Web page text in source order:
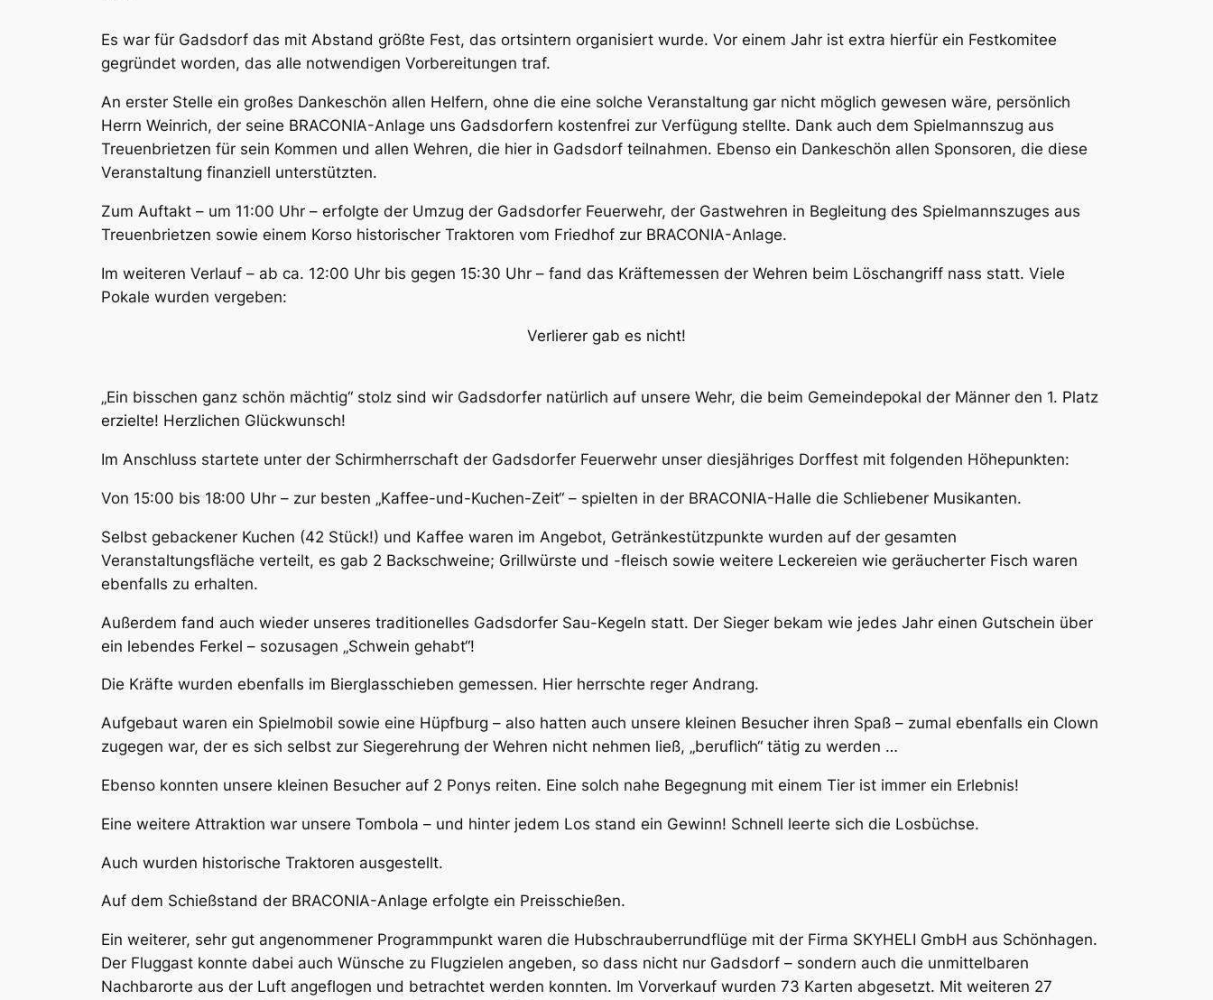
Es war für Gadsdorf das mit Abstand größte Fest, das ortsintern organisiert wurde. Vor einem Jahr ist extra hierfür ein Festkomitee
gegründet worden, das alle notwendigen Vorbereitungen traf.
An erster Stelle ein großes Dankeschön allen Helfern, ohne die eine solche Veranstaltung gar nicht möglich gewesen wäre, persönlich
Herrn Weinrich, der seine BRACONIA-Anlage uns Gadsdorfern kostenfrei zur Verfügung stellte. Dank auch dem Spielmannszug aus
Treuenbrietzen für sein Kommen und allen Wehren, die hier in Gadsdorf teilnahmen. Ebenso ein Dankeschön allen Sponsoren, die diese
Veranstaltung finanziell unterstützten.
Zum Auftakt – um 11:00 Uhr – erfolgte der Umzug der Gadsdorfer Feuerwehr, der Gastwehren in Begleitung des Spielmannszuges aus
Treuenbrietzen sowie einem Korso historischer Traktoren vom Friedhof zur BRACONIA-Anlage.
Im weiteren Verlauf – ab ca. 12:00 Uhr bis gegen 15:30 Uhr – fand das Kräftemessen der Wehren beim Löschangriff nass statt. Viele
Pokale wurden vergeben:
Verlierer gab es nicht!
„Ein bisschen ganz schön mächtig“ stolz sind wir Gadsdorfer natürlich auf unsere Wehr, die beim Gemeindepokal der Männer den 1. Platz
erzielte! Herzlichen Glückwunsch!
Im Anschluss startete unter der Schirmherrschaft der Gadsdorfer Feuerwehr unser diesjähriges Dorffest mit folgenden Höhepunkten:
Von 15:00 bis 18:00 Uhr – zur besten „Kaffee-und-Kuchen-Zeit“ – spielten in der BRACONIA-Halle die Schliebener Musikanten.
Selbst gebackener Kuchen (42 Stück!) und Kaffee waren im Angebot, Getränkestützpunkte wurden auf der gesamten
Veranstaltungsfläche verteilt, es gab 2 Backschweine; Grillwürste und -fleisch sowie weitere Leckereien wie geräucherter Fisch waren
ebenfalls zu erhalten.
Außerdem fand auch wieder unseres traditionelles Gadsdorfer Sau-Kegeln statt. Der Sieger bekam wie jedes Jahr einen Gutschein über
ein lebendes Ferkel – sozusagen „Schwein gehabt“!
Die Kräfte wurden ebenfalls im Bierglasschieben gemessen. Hier herrschte reger Andrang.
Aufgebaut waren ein Spielmobil sowie eine Hüpfburg – also hatten auch unsere kleinen Besucher ihren Spaß – zumal ebenfalls ein Clown
zugegen war, der es sich selbst zur Siegerehrung der Wehren nicht nehmen ließ, „beruflich“ tätig zu werden …
Ebenso konnten unsere kleinen Besucher auf 2 Ponys reiten. Eine solch nahe Begegnung mit einem Tier ist immer ein Erlebnis!
Eine weitere Attraktion war unsere Tombola – und hinter jedem Los stand ein Gewinn! Schnell leerte sich die Losbüchse.
Auch wurden historische Traktoren ausgestellt.
Auf dem Schießstand der BRACONIA-Anlage erfolgte ein Preisschießen.
Ein weiterer, sehr gut angenommener Programmpunkt waren die Hubschrauberrundflüge mit der Firma SKYHELI GmbH aus Schönhagen.
Der Fluggast konnte dabei auch Wünsche zu Flugzielen angeben, so dass nicht nur Gadsdorf – sondern auch die unmittelbaren
Nachbarorte aus der Luft angeflogen und betrachtet werden konnten. Im Vorverkauf wurden 73 Karten abgesetzt. Mit weiteren 27